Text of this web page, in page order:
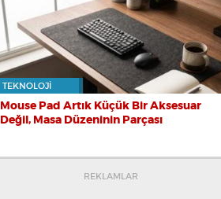
TEKNOLOJI
Mouse Pad Artık Küçük Bir Aksesuar
Değil, Masa Düzeninin Parçası
REKLAMLAR